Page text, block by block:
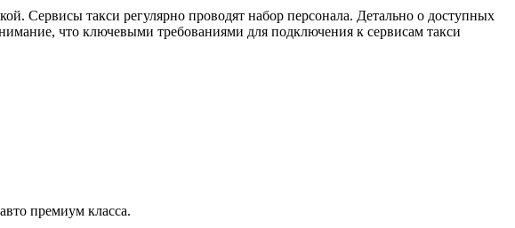
Сервисы такси регулярно проводят набор персонала. Детально о доступных
что ключевыми требованиями для подключения к сервисам такси
премиум класса.